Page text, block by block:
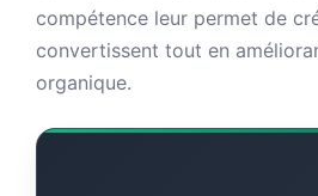
compétence leur permet de
convertissent tout en
organique.